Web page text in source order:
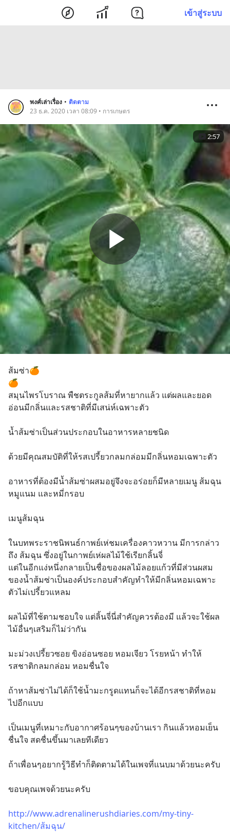
เข้าสู่ระบบ
พงศ์เล่าเรื่อง • ติดตาม
23 ธ.ค. 2020 เวลา 08:09 • การเกษตร
2:57
ส้มซ่า🍊
🍊
สมุนไพรโบราณ พืชตระกูลส้มที่หายากแล้ว แต่ผลและยอด
อ่อนมีกลิ่นและรสชาติที่มีเสน่ห์เฉพาะตัว
น้ำส้มซ่าเป็นส่วนประกอบในอาหารหลายชนิด
ด้วยมีคุณสมบัติที่ให้รสเปรี้ยวกลมกล่อมมีกลิ่นหอมเฉพาะตัว
อาหารที่ต้องมีน้ำส้มซ่าผสมอยู่จึงจะอร่อยก็มีหลายเมนู ส้มฉุน
หมูแนม และหมี่กรอบ
เมนูส้มฉุน
ในบทพระราชนิพนธ์กาพย์เห่ชมเครื่องคาวหวาน มีการกล่าว
ถึง ส้มฉุน ซึ่งอยู่ในกาพย์เห่ผลไม้ใช้เรียกลิ้นจี่
แต่ในอีกแง่หนึ่งกลายเป็นชื่อของผลไม้ลอยแก้วที่มีส่วนผสม
ของน้ำส้มซ่าเป็นองค์ประกอบสำคัญทำให้มีกลิ่นหอมเฉพาะ
ตัวไม่เปรี้ยวแหลม
ผลไม้ที่ใช้ตามชอบใจ แต่ลิ้นจี่นี่สำคัญควรต้องมี แล้วจะใช้ผล
ไม้อื่นๆเสริมก็ไม่ว่ากัน
มะม่วงเปรี้ยวซอย ขิงอ่อนซอย หอมเจียว โรยหน้า ทำให้
รสชาติกลมกล่อม หอมชื่นใจ
ถ้าหาส้มซ่าไม่ได้ก็ใช้น้ำมะกรูดแทนก็จะได้อีกรสชาติที่หอม
ไปอีกแบบ
เป็นเมนูที่เหมาะกับอากาศร้อนๆของบ้านเรา กินแล้วหอมเย็น
ชื่นใจ สดชื่นขึ้นมาเลยทีเดียว
ถ้าเพื่อนๆอยากรู้วิธีทำก็ติดตามได้ในเพจที่แนบมาด้วยนะครับ
ขอบคุณเพจด้วยนะครับ
http://www.adrenalinerushdiaries.com/my-tiny-
kitchen/ส้มฉุน/